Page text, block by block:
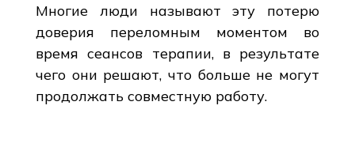
Многие люди называют эту потерю
доверия переломным моментом во
время сеансов терапии, в результате
чего они решают, что больше не могут
продолжать совместную работу.